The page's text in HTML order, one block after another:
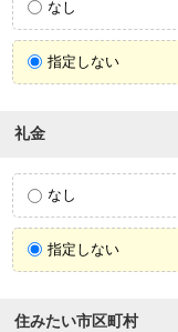
なし
指定しない
礼金
なし
指定しない
住みたい市区町村